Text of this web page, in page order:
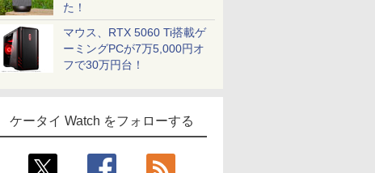
た！
マウス、RTX 5060 Ti搭載ゲ
ーミングPCが7万5,000円オ
フで30万円台！
ケータイ Watch をフォローする